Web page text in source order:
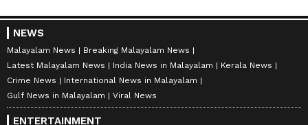
NEWS
Malayalam News
Breaking Malayalam News
Latest Malayalam News
India News in Malayalam
Kerala News
Crime News
International News in Malayalam
Gulf News in Malayalam
Viral News
ENTERTAINMENT